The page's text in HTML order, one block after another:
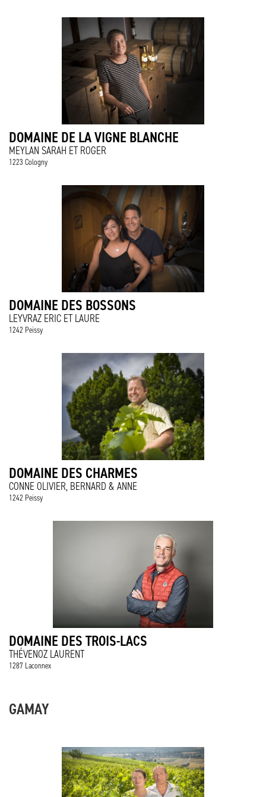
DOMAINE DE LA VIGNE BLANCHE
MEYLAN SARAH ET ROGER
1223 Cologny
DOMAINE DES BOSSONS
LEYVRAZ ERIC ET LAURE
1242 Peissy
DOMAINE DES CHARMES
CONNE OLIVIER, BERNARD & ANNE
1242 Peissy
DOMAINE DES TROIS-LACS
THÉVENOZ LAURENT
1287 Laconnex
GAMAY